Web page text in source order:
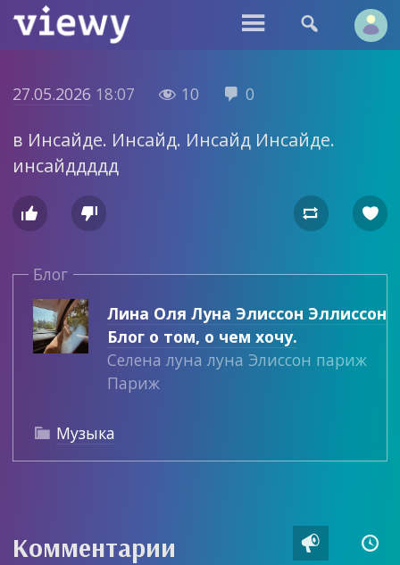
 
27.05.2026 18:07  10  0
в Инсайде. Инсайд. Инсайд Инсайде.
инсайддддд
   
Блог
Лина Оля Луна Элиссон Эллиссон
Блог о том, о чем хочу.
Селена луна луна Элиссон париж
Париж
 Музыка
Комментарии  